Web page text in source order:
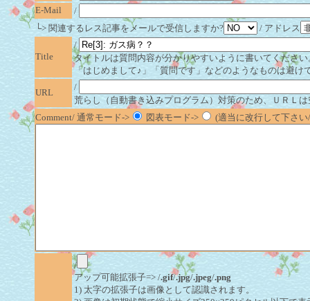
E-Mail
/
└> 関連するレス記事をメールで受信しますか?
/ アドレス
Title
/
タイトルは質問内容が分かりやすいように書いてください
「はじめまして♪」「質問です」などのようなものは避け
URL
/
荒らし（自動書き込みプログラム）対策のため、ＵＲＬ
Comment/ 通常モード->
図表モード-> (適当に改行して下さ
/
アップ可能拡張子=> /.gif/.jpg/.jpeg/.png
1) 太字の拡張子は画像として認識されます。